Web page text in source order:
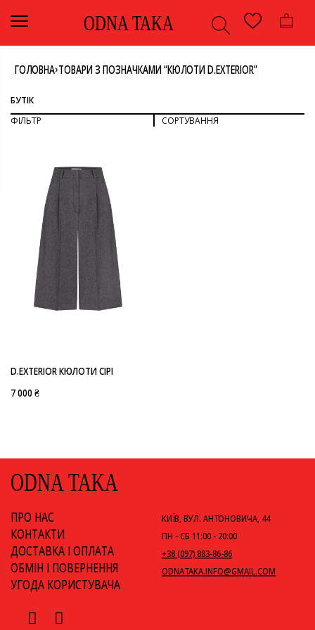
ODNA TAKA
ГОЛОВНА›ТОВАРИ З ПОЗНАЧКАМИ “КЮЛОТИ D.EXTERIOR”
БУТІК
ФІЛЬТР
СОРТУВАННЯ
ДИВИТИСЯ ВСЕ
НИЗ
ОДЯГ
ШОРТИ
СІРИЙ
РОЗМІР
44
БРЕНД
СОРТУВАТИ ЗА ЦІНОЮ: ВІД НИЖЧОЇ ДО ВИЩОЇ
СОРТУВАТИ ЗА ЦІНОЮ: ВІД ВИЩОЇ ДО НИЖЧОЇ
D.EXTERIOR КЮЛОТИ СІРІ
7 000 ₴
ODNA TAKA
ПРО НАС
КОНТАКТИ
ДОСТАВКА І ОПЛАТА
ОБМІН І ПОВЕРНЕННЯ
УГОДА КОРИСТУВАЧА
КИЇВ, ВУЛ. АНТОНОВИЧА, 44
ПН - СБ 11:00 - 20:00
+38 (097) 883-86-86
ODNATAKA.INFO@GMAIL.COM